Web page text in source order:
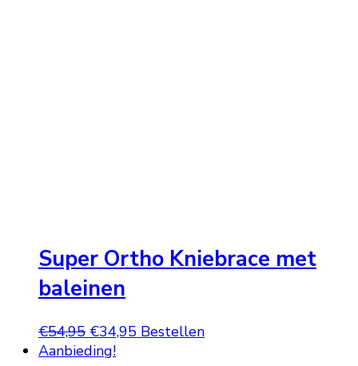
Super Ortho Kniebrace met
baleinen
€54,95 Oorspronkelijke
prijs
€34,95 Huidige
Bestellen
Aanbieding!